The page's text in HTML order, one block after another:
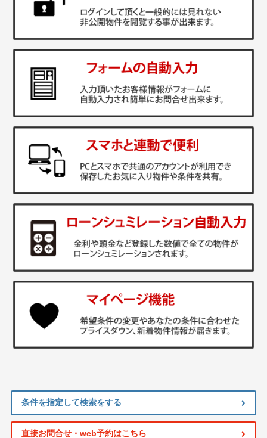
条件を指定して検索をする
直接お問合せ・web予約はこちら